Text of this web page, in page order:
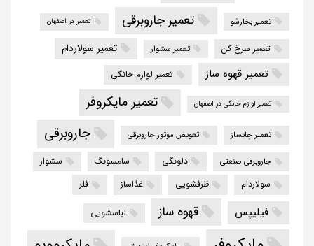
تعمیر بخارشو تعمیر جاروبرقی تعمیر در اصفهان
تعمیر سرخ کن تعمیر سشوار تعمیر سولاردام
تعمیر قهوه ساز تعمیر لوازم خانگی
تعمیر لوازم خانگی در اصفهان تعمیر مایکروفر
تعمیر چایساز تعویض موتور جاروبرقی جاروبرقی
جاروبرقی صنعتی دلونگی سامسونگ
سشوار
سولاردام
ظرفشویی غذاساز فلر
فیلیپس قهوه ساز لباسشویی